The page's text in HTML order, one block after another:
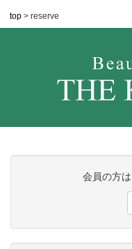
top > reserve
会員の方は